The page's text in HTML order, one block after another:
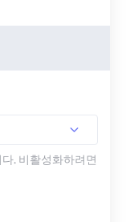
. 비활성화하려면